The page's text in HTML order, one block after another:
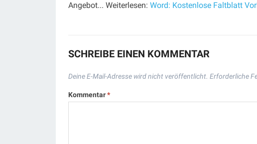
Angebot... Weiterlesen: Word: Kostenlose Faltblatt
SCHREIBE EINEN KOMMENTAR
Deine E-Mail-Adresse wird nicht veröffentlicht. Erforderliche
Kommentar*